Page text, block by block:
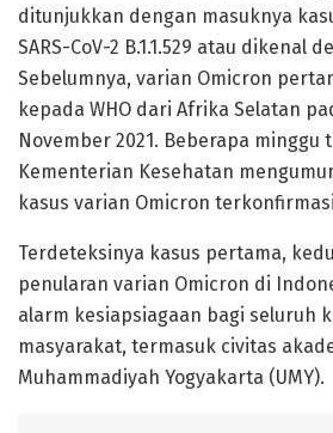
ditunjukkan dengan masuknya
SARS-CoV-2 B.1.1.529 atau dikenal
Sebelumnya, varian Omicron
kepada WHO dari Afrika Selatan
November 2021. Beberapa minggu
Kementerian Kesehatan
kasus varian Omicron
Terdeteksinya kasus pertama,
penularan varian Omicron di
alarm kesiapsiagaan bagi seluruh
masyarakat, termasuk civitas
Muhammadiyah Yogyakarta (UMY).